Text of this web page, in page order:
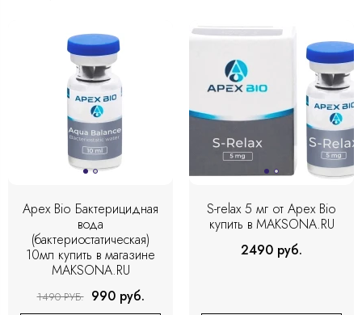
Apex Bio Бактерицидная
вода
(бактериостатическая)
10мл купить в магазине
MAKSONA.RU
1490 РУБ. 990 руб.
S-relax 5 мг от Apex Bio
купить в MAKSONA.RU
2490 руб.